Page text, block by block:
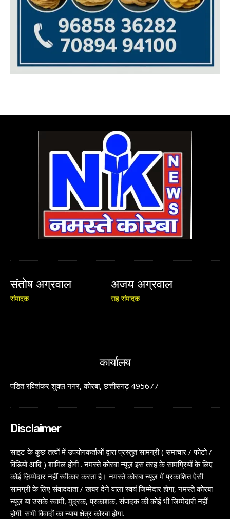
संतोष अग्रवाल
संपादक
अजय अग्रवाल
सह संपादक
कार्यालय
पंडित रविशंकर शुक्ल नगर, कोरबा, छत्तीसगढ़ 495677
Disclaimer
साइट के कुछ तत्वों में उपयोगकर्ताओं द्वारा प्रस्तुत सामग्री ( समाचार / फोटो /
विडियो आदि ) शामिल होगी . नमस्ते कोरबा न्यूज़ इस तरह के सामग्रियों के लिए
कोई ज़िम्मेदार नहीं स्वीकार करता है। नमस्ते कोरबा न्यूज़ में प्रकाशित ऐसी
सामग्री के लिए संवाददाता / खबर देने वाला स्वयं जिम्मेदार होगा, नमस्ते कोरबा
न्यूज़ या उसके स्वामी, मुद्रक, प्रकाशक, संपादक की कोई भी जिम्मेदारी नहीं
होगी. सभी विवादों का न्याय क्षेत्र कोरबा होगा.